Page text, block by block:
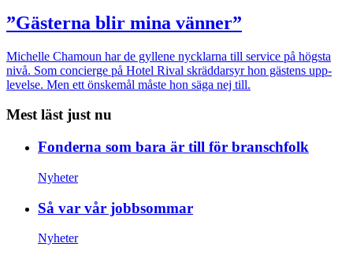
”Gästerna blir mina vänner”
Michelle Chamoun har de gyllene nycklarna till service på högsta
nivå. Som concierge på Hotel Rival skräddarsyr hon gästens upp­
levelse. Men ett önskemål måste hon säga nej till.
Mest läst just nu
Fonderna som bara är till för branschfolk
Nyheter
Så var vår jobbsommar
Nyheter